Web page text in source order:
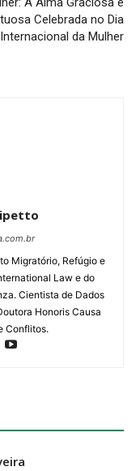
Celebrada no Dia
Internacional da Mulher
Migratório, Refúgio e
Law e do
Cientista de Dados
Honoris Causa
Conflitos.